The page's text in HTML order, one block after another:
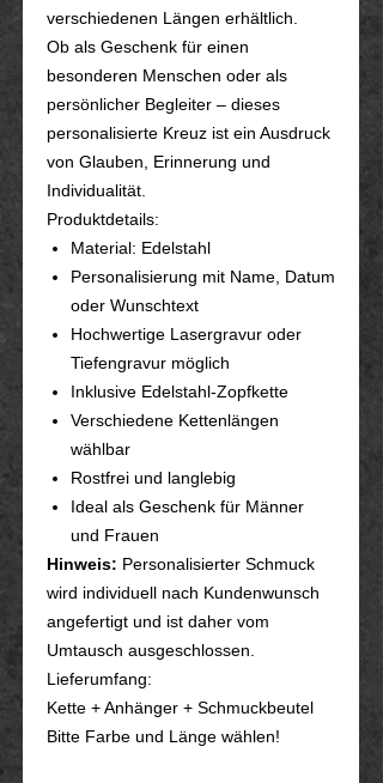
verschiedenen Längen erhältlich.
Ob als Geschenk für einen
besonderen Menschen oder als
persönlicher Begleiter – dieses
personalisierte Kreuz ist ein Ausdruck
von Glauben, Erinnerung und
Individualität.
Produktdetails:
Material: Edelstahl
Personalisierung mit Name, Datum
oder Wunschtext
Hochwertige Lasergravur oder
Tiefengravur möglich
Inklusive Edelstahl-Zopfkette
Verschiedene Kettenlängen
wählbar
Rostfrei und langlebig
Ideal als Geschenk für Männer
und Frauen
Hinweis: Personalisierter Schmuck
wird individuell nach Kundenwunsch
angefertigt und ist daher vom
Umtausch ausgeschlossen.
Lieferumfang:
Kette + Anhänger + Schmuckbeutel
Bitte Farbe und Länge wählen!